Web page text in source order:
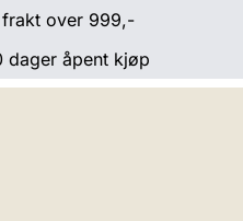
frakt over 999,-
dager åpent kjøp